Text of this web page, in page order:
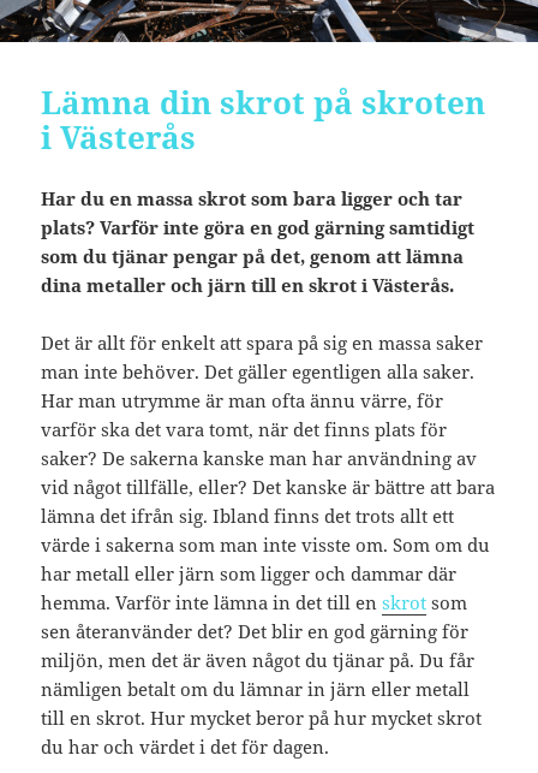
Lämna din skrot på skroten
i Västerås
Har du en massa skrot som bara ligger och tar
plats? Varför inte göra en god gärning samtidigt
som du tjänar pengar på det, genom att lämna
dina metaller och järn till en skrot i Västerås.
Det är allt för enkelt att spara på sig en massa saker
man inte behöver. Det gäller egentligen alla saker.
Har man utrymme är man ofta ännu värre, för
varför ska det vara tomt, när det finns plats för
saker? De sakerna kanske man har användning av
vid något tillfälle, eller? Det kanske är bättre att bara
lämna det ifrån sig. Ibland finns det trots allt ett
värde i sakerna som man inte visste om. Som om du
har metall eller järn som ligger och dammar där
hemma. Varför inte lämna in det till enskrot som
sen återanvänder det? Det blir en god gärning för
miljön, men det är även något du tjänar på. Du får
nämligen betalt om du lämnar in järn eller metall
till en skrot. Hur mycket beror på hur mycket skrot
du har och värdet i det för dagen.